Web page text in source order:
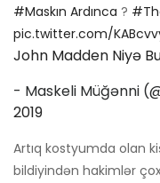
#Maskın Ardınca ?
pic.twitter.com/
John Madden Niyə
- Maskeli Müğənni
2019
Artıq kostyumda olan
bildiyindən hakimlər